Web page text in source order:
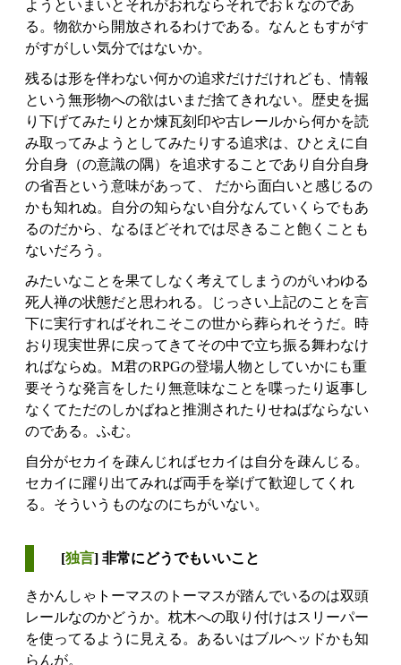
ようといまいとそれがおれならそれでおｋなのであ
る。物欲から開放されるわけである。なんともすがす
がすがしい気分ではないか。
残るは形を伴わない何かの追求だけだけれども、情報
という無形物への欲はいまだ捨てきれない。歴史を掘
り下げてみたりとか煉瓦刻印や古レールから何かを読
み取ってみようとしてみたりする追求は、ひとえに自
分自身（の意識の隅）を追求することであり自分自身
の省吾という意味があって、 だから面白いと感じるの
かも知れぬ。自分の知らない自分なんていくらでもあ
るのだから、なるほどそれでは尽きること飽くことも
ないだろう。
みたいなことを果てしなく考えてしまうのがいわゆる
死人禅の状態だと思われる。じっさい上記のことを言
下に実行すればそれこそこの世から葬られそうだ。時
おり現実世界に戻ってきてその中で立ち振る舞わなけ
ればならぬ。M君のRPGの登場人物としていかにも重
要そうな発言をしたり無意味なことを喋ったり返事し
なくてただのしかばねと推測されたりせねばならない
のである。ふむ。
自分がセカイを疎んじればセカイは自分を疎んじる。
セカイに躍り出てみれば両手を挙げて歓迎してくれ
る。そういうものなのにちがいない。
[独言] 非常にどうでもいいこと
きかんしゃトーマスのトーマスが踏んでいるのは双頭
レールなのかどうか。枕木への取り付けはスリーパー
を使ってるように見える。あるいはブルヘッドかも知
らんが。